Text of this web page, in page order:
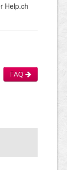
Help.ch
FAQ